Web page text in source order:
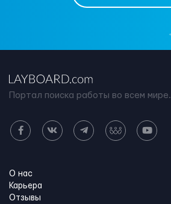
Портал поиска работы во всем мире.
О нас
Карьера
Отзывы